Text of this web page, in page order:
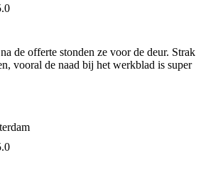
de offerte stonden ze voor de deur. Strak
vooral de naad bij het werkblad is super